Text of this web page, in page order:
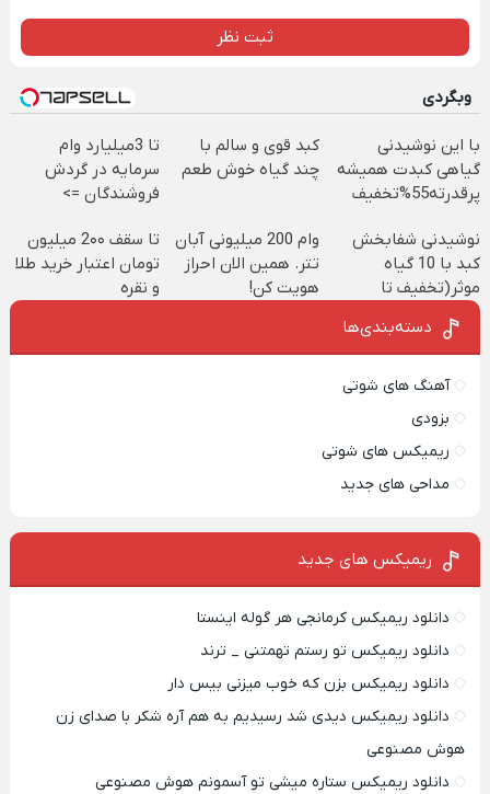
ثبت نظر
وبگردی
با این نوشیدنی
گیاهی کبدت همیشه
پرقدرته55%تخفیف
کبد قوی و سالم با
چند گیاه خوش طعم
تا 3میلیارد وام
سرمایه در گردش
فروشندگان =>
کن
نوشیدنی شفابخش
کبد با 10 گیاه
موثر(تخفیف تا
امشب)
وام 200 میلیونی آبان
تتر. همین الان احراز
هویت کن!
تا سقف 2۰۰ میلیون
تومان اعتبار خرید طلا
و نقره
دسته‌بندی‌ها
آهنگ های شوتی
بزودی
ریمیکس های شوتی
مداحی های جدید
ریمیکس‌ های جدید
دانلود ریمیکس کرمانجی هر گوله اینستا
دانلود ریمیکس تو رستم تهمتنی _ ترند
دانلود ریمیکس بزن که خوب میزنی بیس دار
دانلود ریمیکس دیدی شد رسیدیم به هم آره شکر با صدای زن
هوش مصنوعی
دانلود ریمیکس ستاره میشی تو آسمونم هوش مصنوعی